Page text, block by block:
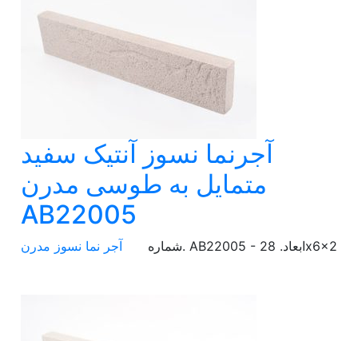
آجرنما نسوز آنتیک سفید
متمایل به طوسی مدرن
AB22005
شماره. AB22005 - ابعاد. 28x6x2 آجر نما نسوز مدرن